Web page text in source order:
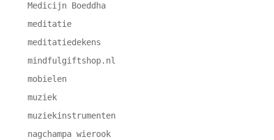
Medicijn Boeddha
meditatie
meditatiedekens
mindfulgiftshop.nl
mobielen
muziek
muziekinstrumenten
nagchampa wierook